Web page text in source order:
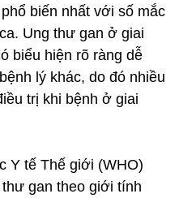
biến nhất với số mắc
Ung thư gan ở giai
biểu hiện rõ ràng dễ
lý khác, do đó nhiều
trị khi bệnh ở giai
Y tế Thế giới (WHO)
gan theo giới tính